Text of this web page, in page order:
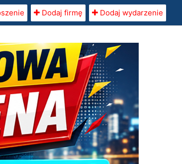
Dodaj firmę Dodaj wydarzenie